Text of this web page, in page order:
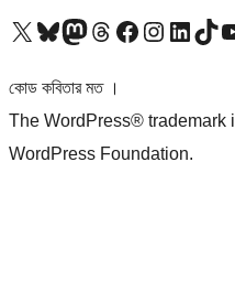
আমাদের X (আগের টুইটার) অ্যাকাউন্টে যানআমাদের Bluesky অ্যাকাউন্টটি দেখুনআমাদের মাস্টোডন অ্যাকাউন্টটি দেখুনআমাদের থ্রেডস অ্যাকাউন্টটি দেখুনআমাদের ফেসবুক পেজ দেখুনআমাদের ইন্সটাগ্রাম অ্যাকাউন্ট দেখুনআমাদের লিঙ্কডইন অ্যাকাউন্টে যানআমাদের TikTok অ্যাকাউন্টটি দেখুন
আমাদের
কোড কবিতার মত ।
The WordPress® trademark
WordPress Foundation.